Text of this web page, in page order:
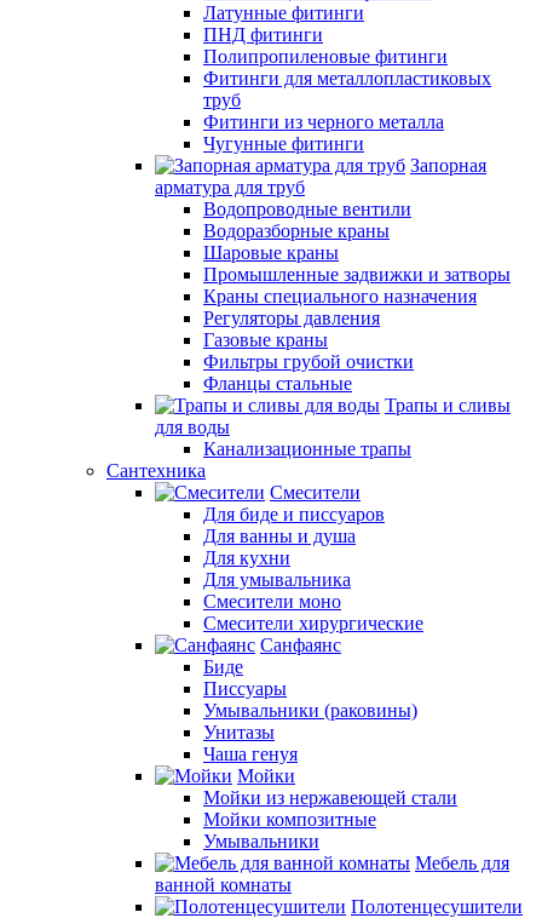
Латунные фитинги
ПНД фитинги
Полипропиленовые фитинги
Фитинги для металлопластиковых
труб
Фитинги из черного металла
Чугунные фитинги
Запорная
арматура для труб
Водопроводные вентили
Водоразборные краны
Шаровые краны
Промышленные задвижки и затворы
Краны специального назначения
Регуляторы давления
Газовые краны
Фильтры грубой очистки
Фланцы стальные
Трапы и сливы
для воды
Канализационные трапы
Сантехника
Смесители
Для биде и писсуаров
Для ванны и душа
Для кухни
Для умывальника
Смесители моно
Смесители хирургические
Санфаянс
Биде
Писсуары
Умывальники (раковины)
Унитазы
Чаша генуя
Мойки
Мойки из нержавеющей стали
Мойки композитные
Умывальники
Мебель для
ванной комнаты
Полотенцесушители